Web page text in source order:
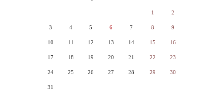
1 2
3 4 5 6 7 8 9
10 11 12 13 14 15 16
17 18 19 20 21 22 23
24 25 26 27 28 29 30
31